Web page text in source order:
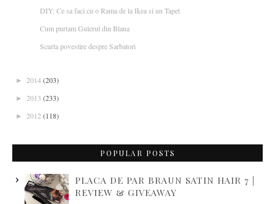
DIY: Ce sa faci cu o Rama de la Ikea si un Tapet
Cum purtam Gulerul din Blana
Scurta povestire despre Sarbatori
► 2014(203)
► 2013 (233)
► 2012 (118)
POPULAR POSTS
PLACA DE PAR BRAUN SATIN HAIR 7 |
REVIEW & GIVEAWAY